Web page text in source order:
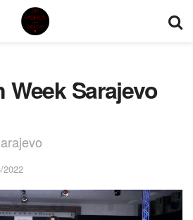
Week Sarajevo
2022